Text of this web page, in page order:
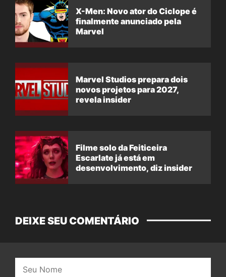
X-Men: Novo ator do Ciclope é
finalmente anunciado pela
Marvel
Marvel Studios prepara dois
novos projetos para 2027,
revela insider
Filme solo da Feiticeira
Escarlate já está em
desenvolvimento, diz insider
DEIXE SEU COMENTÁRIO